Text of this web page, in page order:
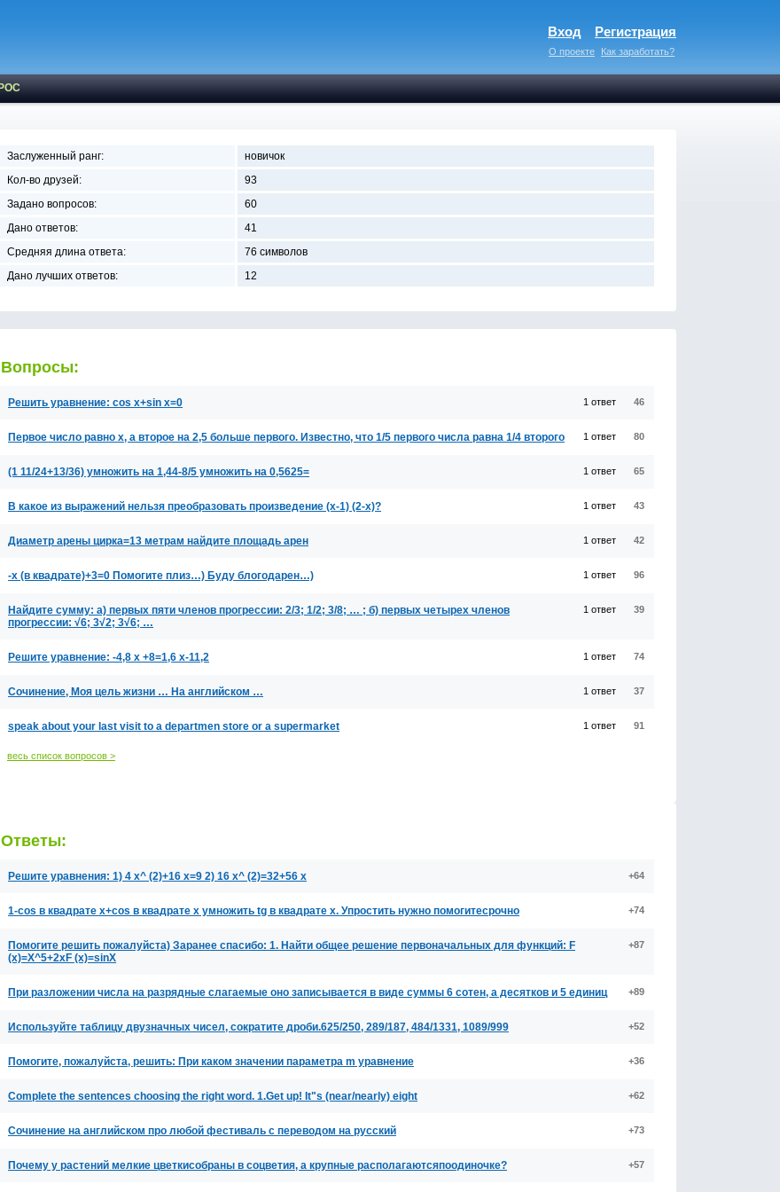
Вход Регистрация
О проекте Как заработать?
Заслуженный ранг:
новичок
Кол-во друзей:
93
Задано вопросов:
60
Дано ответов:
41
Средняя длина ответа:
76 символов
Дано лучших ответов:
12
Вопросы:
Решить уравнение: cos x+sіn x=0 1 ответ 46
Первое число равно х, а второе на 2,5 больше первого. Известно, что 1/5 первого числа равна 1/4 второго 1 ответ 80
(1 11/24+13/36) умножить на 1,44-8/5 умножить на 0,5625= 1 ответ 65
В какое из выражений нельзя преобразовать произведение (х-1) (2-х)? 1 ответ 43
Диаметр арены цирка=13 метрам найдите площадь арен 1 ответ 42
-х (в квадрате)+3=0 Помогите плиз…) Буду блогодарен…) 1 ответ 96
Найдите сумму: а) первых пяти членов прогрессии: 2/3; 1/2; 3/8; … ; б) первых четырех членов
прогрессии: √6; 3√2; 3√6; …
1 ответ 39
Решите уравнение: -4,8 х +8=1,6 х-11,2 1 ответ 74
Сочинение, Моя цель жизни … На английском … 1 ответ 37
speak about your last visit to a departmen store or a supermarket 1 ответ 91
весь список вопросов >
Ответы:
Решите уравнения: 1) 4 х^ (2)+16 х=9 2) 16 х^ (2)=32+56 х +64
1-cos в квадрате x+cos в квадрате x умножить tg в квадрате x. Упростить нужно помогитесрочно +74
Помогите решить пожалуйста) Заранее спасибо: 1. Найти общее решение первоначальных для функций: F
(x)=X^5+2xF (x)=sinX
+87
При разложении числа на разрядные слагаемые оно записывается в виде суммы 6 сотен, а десятков и 5 единиц +89
Используйте таблицу двузначных чисел, сократите дроби.625/250, 289/187, 484/1331, 1089/999 +52
Помогите, пожалуйста, решить: При каком значении параметра m уравнение +36
Complete the sentences choosing the right word. 1.Get up! It"s (near/nearly) eight +62
Сочинение на английском про любой фестиваль с переводом на русский +73
Почему у растений мелкие цветкисобраны в соцветия, а крупные располагаютсяпоодиночке? +57